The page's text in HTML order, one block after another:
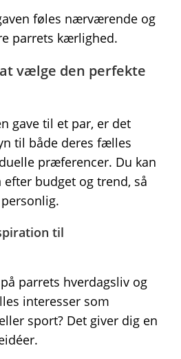
føles nærværende og
parrets kærlighed.
vælge den perfekte
gave til et par, er det
til både deres fælles
præferencer. Du kan
efter budget og trend, så
til
parrets hverdagsliv og
interesser som
sport? Det giver dig en